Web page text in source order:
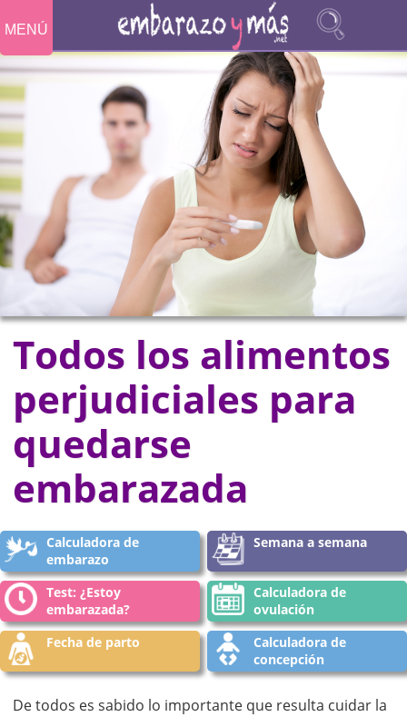
MENÚ
Todos los alimentos
perjudiciales para
quedarse
embarazada
Calculadora de
embarazo
Semana a semana
Test: ¿Estoy
embarazada?
Calculadora de
ovulación
Fecha de parto
Calculadora de
concepción
De todos es sabido lo importante que resulta cuidar la